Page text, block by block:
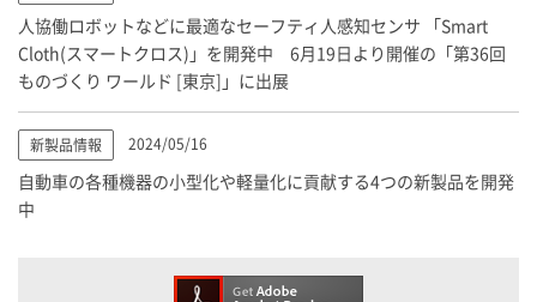
人協働ロボットなどに最適なセーフティ人感知センサ 「Smart
Cloth(スマートクロス)」を開発中 6月19日より開催の「第36回
ものづくり ワールド [東京]」に出展
新製品情報 2024/05/16
自動車の各種機器の小型化や軽量化に貢献する4つの新製品を開発
中